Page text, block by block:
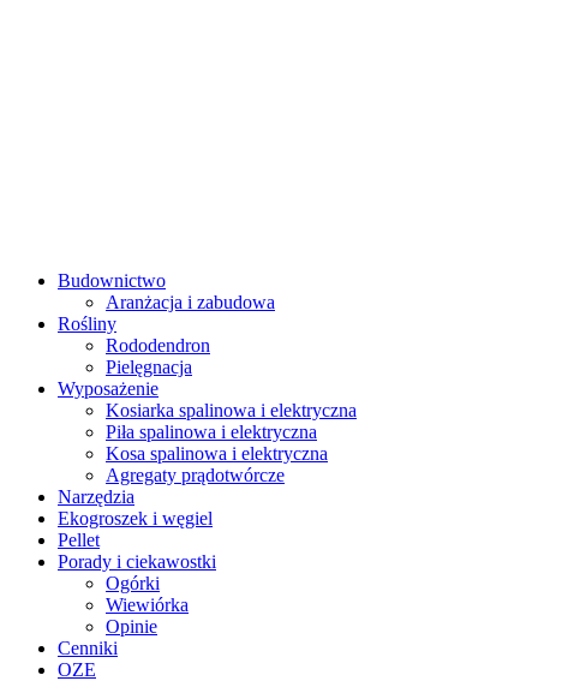
Budownictwo
Aranżacja i zabudowa
Rośliny
Rododendron
Pielęgnacja
Wyposażenie
Kosiarka spalinowa i elektryczna
Piła spalinowa i elektryczna
Kosa spalinowa i elektryczna
Agregaty prądotwórcze
Narzędzia
Ekogroszek i węgiel
Pellet
Porady i ciekawostki
Ogórki
Wiewiórka
Opinie
Cenniki
OZE